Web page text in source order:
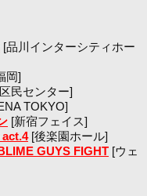
[品川インターシティホー
岡]
民センター]
TOKYO]
[新宿フェイス]
act.4[後楽園ホール]
GUYS FIGHT [ウェ